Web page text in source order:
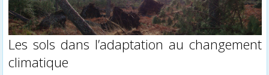
Les sols dans l’adaptation au changement
climatique